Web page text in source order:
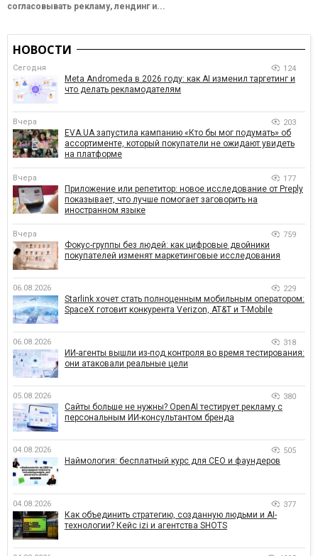
согласовывать рекламу, лендинг и...
НОВОСТИ
Сегодня 124
Meta Andromeda в 2026 году: как AI изменил таргетинг и
что делать рекламодателям
Вчера 203
EVA.UA запустила кампанию «Кто бы мог подумать» об
ассортименте, который покупатели не ожидают увидеть
на платформе
Вчера 177
Приложение или репетитор: новое исследование от Preply
показывает, что лучше помогает заговорить на
иностранном языке
Вчера 759
Фокус-группы без людей: как цифровые двойники
покупателей изменят маркетинговые исследования
06.08.2026 229
Starlink хочет стать полноценным мобильным оператором:
SpaceX готовит конкурента Verizon, AT&T и T-Mobile
06.08.2026 318
ИИ-агенты вышли из-под контроля во время тестирования:
они атаковали реальные цели
05.08.2026 380
Сайты больше не нужны? OpenAI тестирует рекламу с
персональным ИИ-консультантом бренда
04.08.2026 505
Наймология: бесплатный курс для CEO и фаундеров
04.08.2026 377
Как объединить стратегию, созданную людьми и AI-
технологии? Кейс izi и агентства SHOTS